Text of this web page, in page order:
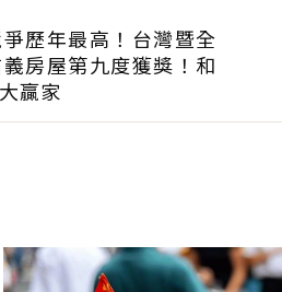
歷年最高！台灣暨全
房屋第九度獲獎！和
贏家